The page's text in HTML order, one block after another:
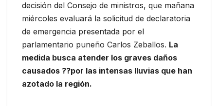
decisión del Consejo de ministros, que mañana
miércoles evaluará la solicitud de declaratoria
de emergencia presentada por el
parlamentario puneño Carlos Zeballos. La
medida busca atender los graves daños
causados ??por las intensas lluvias que han
azotado la región.